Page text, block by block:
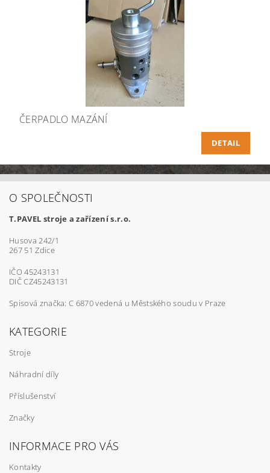
ČERPADLO MAZÁNÍ
DETAIL
O SPOLEČNOSTI
T.PAVEL stroje a zařízení s.r.o.
Husova 242/1
267 51 Zdice
IČO 45243131
DIČ CZ45243131
Spisová značka: C 6870 vedená u Městského soudu v Praze
KATEGORIE
Stroje
Náhradní díly
Příslušenství
Značky
INFORMACE PRO VÁS
Kontakty